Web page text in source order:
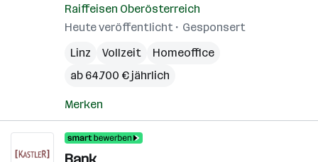
Raiffeisen Oberösterreich
Heute veröffentlicht
Gesponsert
Linz
Vollzeit
Homeoffice
ab 64.700 € jährlich
Merken